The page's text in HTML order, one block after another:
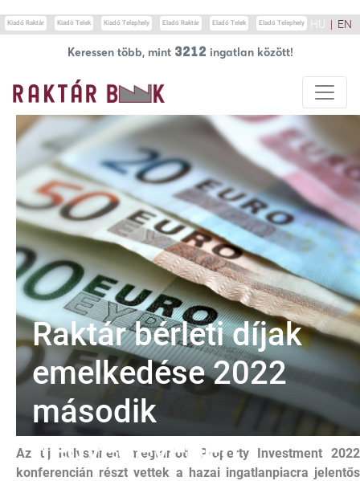
Kiadó Raktár Kiadó Telek Kiadó Telephely Eladó Raktár Eladó Telek Eladó Telephely HU | EN
Keressen több, mint 3212 ingatlan között!
Raktár bérleti díjak
emelkedése 2022
második
negyedévében
Az új helyszínen megtartott Property Investment 2022
konferencián részt vettek a hazai ingatlanpiacra jelentős